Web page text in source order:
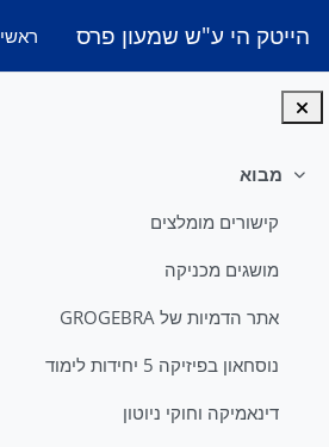
הייטק הי ע"ש שמעון פרס ראשי
צמצום
מבוא
קישורים מומלצים
מושגים מכניקה
אתר הדמיות של GROGEBRA
נוסחאון בפיזיקה 5 יחידות לימוד
דינאמיקה וחוקי ניוטון